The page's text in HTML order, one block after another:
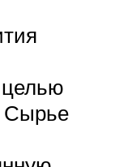
целью
Сырье